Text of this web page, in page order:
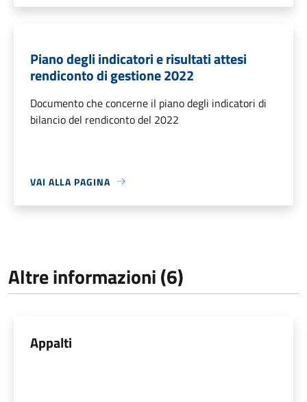
Piano degli indicatori e risultati attesi
rendiconto di gestione 2022
Documento che concerne il piano degli indicatori di
bilancio del rendiconto del 2022
VAI ALLA PAGINA
Altre informazioni (6)
Appalti